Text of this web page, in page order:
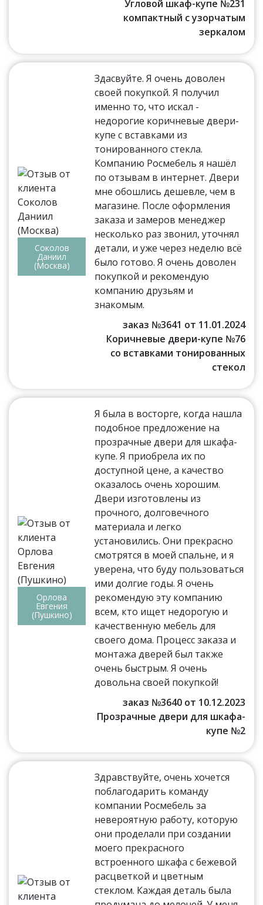
Угловой шкаф-купе №231
компактный с узорчатым
зеркалом
Соколов
Даниил
(Москва)
Здасвуйте. Я очень доволен
своей покупкой. Я получил
именно то, что искал -
недорогие коричневые двери-
купе с вставками из
тонированного стекла.
Компанию Росмебель я нашёл
по отзывам в интернет. Двери
мне обошлись дешевле, чем в
магазине. После оформления
заказа и замеров менеджер
несколько раз звонил, уточнял
детали, и уже через неделю всё
было готово. Я очень доволен
покупкой и рекомендую
компанию друзьям и
знакомым.
заказ №3641 от 11.01.2024
Коричневые двери-купе №76
со вставками тонированных
стекол
Орлова
Евгения
(Пушкино)
Я была в восторге, когда нашла
подобное предложение на
прозрачные двери для шкафа-
купе. Я приобрела их по
доступной цене, а качество
оказалось очень хорошим.
Двери изготовлены из
прочного, долговечного
материала и легко
установились. Они прекрасно
смотрятся в моей спальне, и я
уверена, что буду пользоваться
ими долгие годы. Я очень
рекомендую эту компанию
всем, кто ищет недорогую и
качественную мебель для
своего дома. Процесс заказа и
монтажа дверей был также
очень быстрым. Я очень
довольна своей покупкой!
заказ №3640 от 10.12.2023
Прозрачные двери для шкафа-
купе №2
Здравствуйте, очень хочется
поблагодарить команду
компании Росмебель за
невероятную работу, которую
они проделали при создании
моего прекрасного
встроенного шкафа с бежевой
расцветкой и цветным
стеклом. Каждая деталь была